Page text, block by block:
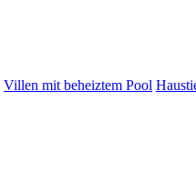
Villen mit beheiztem Pool